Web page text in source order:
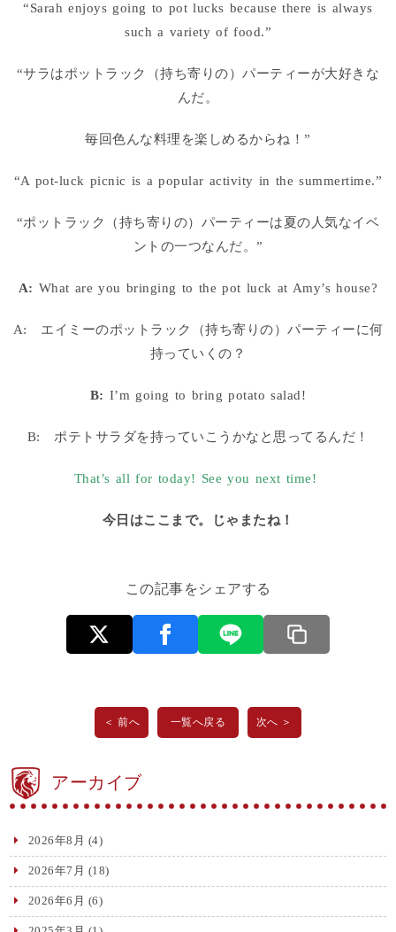
“Sarah enjoys going to pot lucks because there is always
such a variety of food.”
“サラはポットラック（持ち寄りの）パーティーが大好きな
んだ。
毎回色んな料理を楽しめるからね！”
“A pot-luck picnic is a popular activity in the summertime.”
“ポットラック（持ち寄りの）パーティーは夏の人気なイベ
ントの一つなんだ。”
A: What are you bringing to the pot luck at Amy’s house?
A: エイミーのポットラック（持ち寄りの）パーティーに何
持っていくの？
B: I’m going to bring potato salad!
B: ポテトサラダを持っていこうかなと思ってるんだ！
That’s all for today! See you next time!
今日はここまで。じゃまたね！
この記事をシェアする
＜ 前へ 一覧へ戻る 次へ ＞
アーカイブ
2026年8月 (4)
2026年7月 (18)
2026年6月 (6)